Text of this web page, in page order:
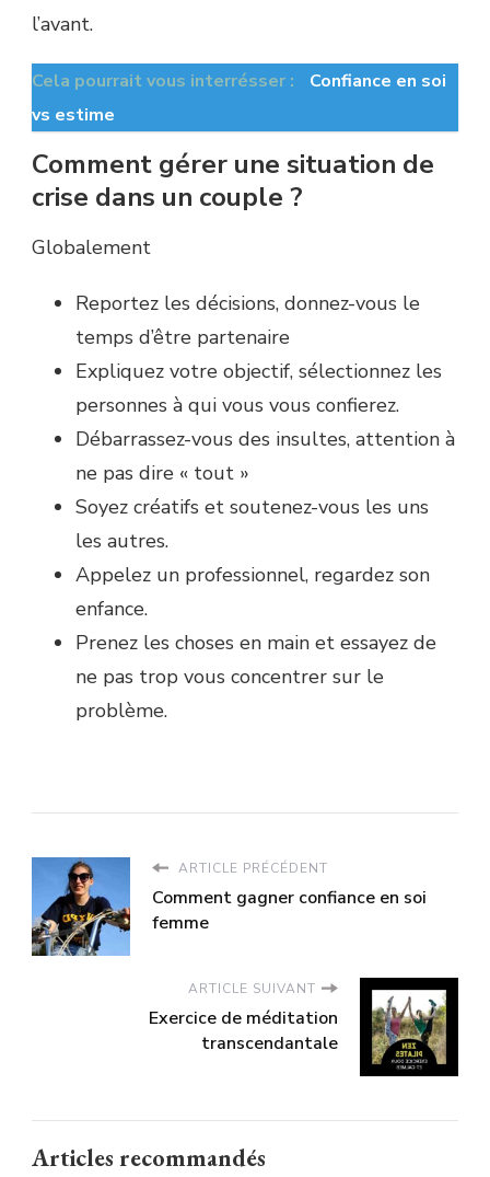
l’avant.
Cela pourrait vous interrésser :
Confiance en soi
vs estime
Comment gérer une situation de
crise dans un couple ?
Globalement
Reportez les décisions, donnez-vous le
temps d’être partenaire
Expliquez votre objectif, sélectionnez les
personnes à qui vous vous confierez.
Débarrassez-vous des insultes, attention à
ne pas dire « tout »
Soyez créatifs et soutenez-vous les uns
les autres.
Appelez un professionnel, regardez son
enfance.
Prenez les choses en main et essayez de
ne pas trop vous concentrer sur le
problème.
ARTICLE PRÉCÉDENT
Comment gagner confiance en soi
femme
ARTICLE SUIVANT
Exercice de méditation
transcendantale
Articles recommandés